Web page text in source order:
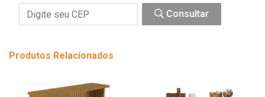
Consultar
Produtos Relacionados